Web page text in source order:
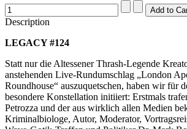
Description
LEGACY #124
Statt nur die Altessener Thrash-Legende
anstehenden Live-Rundumschlag „London
Roundhouse“ auszuquetschen, haben wir für
besondere Konstellation initiiert: Erstmals
Petrozza und der aus wirklich allen Medien
Kriminalbiologe, Autor, Moderator,